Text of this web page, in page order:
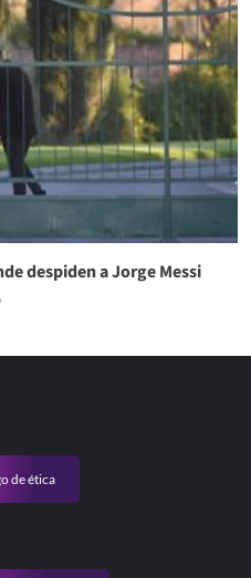
despiden a Jorge Messi
de ética